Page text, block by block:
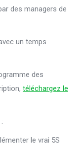
des managers de
un temps
des
téléchargez le
le vrai 5S